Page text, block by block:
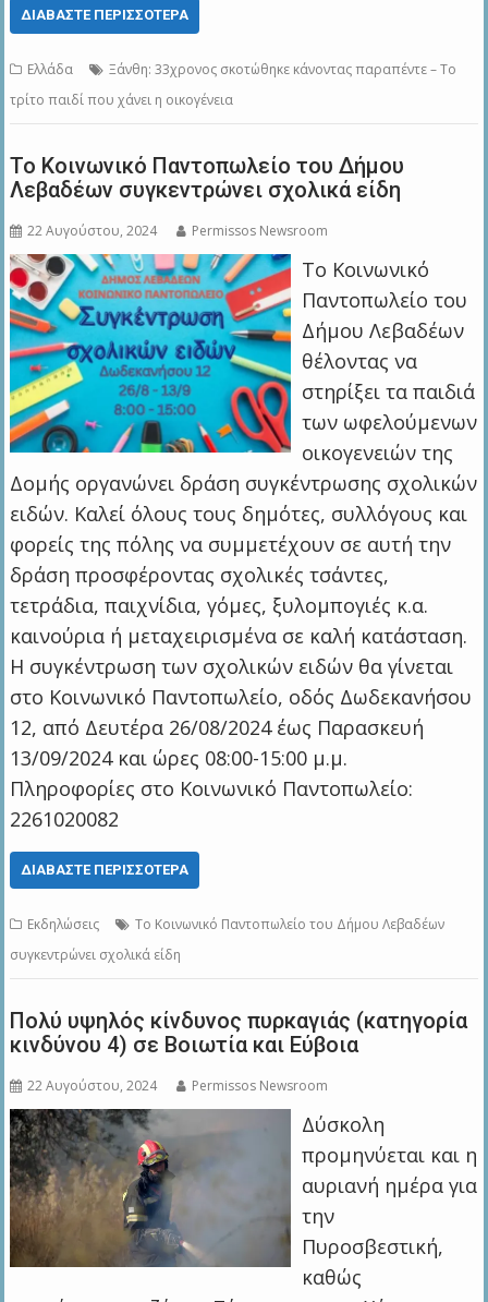
ΔΙΑΒΆΣΤΕ ΠΕΡΙΣΣΌΤΕΡΑ
Ελλάδα
Ξάνθη: 33χρονος σκοτώθηκε κάνοντας παραπέντε – Το
τρίτο παιδί που χάνει η οικογένεια
Το Κοινωνικό Παντοπωλείο του Δήμου
Λεβαδέων συγκεντρώνει σχολικά είδη
22 Αυγούστου, 2024 Permissos Newsroom
Το Κοινωνικό
Παντοπωλείο του
Δήμου Λεβαδέων
θέλοντας να
στηρίξει τα παιδιά
των ωφελούμενων
οικογενειών της
Δομής οργανώνει δράση συγκέντρωσης σχολικών
ειδών. Καλεί όλους τους δημότες, συλλόγους και
φορείς της πόλης να συμμετέχουν σε αυτή την
δράση προσφέροντας σχολικές τσάντες,
τετράδια, παιχνίδια, γόμες, ξυλομπογιές κ.α.
καινούρια ή μεταχειρισμένα σε καλή κατάσταση.
Η συγκέντρωση των σχολικών ειδών θα γίνεται
στο Κοινωνικό Παντοπωλείο, οδός Δωδεκανήσου
12, από Δευτέρα 26/08/2024 έως Παρασκευή
13/09/2024 και ώρες 08:00-15:00 μ.μ.
Πληροφορίες στο Κοινωνικό Παντοπωλείο:
2261020082
ΔΙΑΒΆΣΤΕ ΠΕΡΙΣΣΌΤΕΡΑ
Εκδηλώσεις
Το Κοινωνικό Παντοπωλείο του Δήμου Λεβαδέων
συγκεντρώνει σχολικά είδη
Πολύ υψηλός κίνδυνος πυρκαγιάς (κατηγορία
κινδύνου 4) σε Βοιωτία και Εύβοια
22 Αυγούστου, 2024 Permissos Newsroom
Δύσκολη
προμηνύεται και η
αυριανή ημέρα για
την
Πυροσβεστική,
καθώς